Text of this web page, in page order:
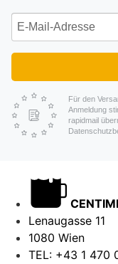
Für den
Anmeldung
rapidmail
Lenaugasse 11
1080 Wien
TEL: +43 1 470